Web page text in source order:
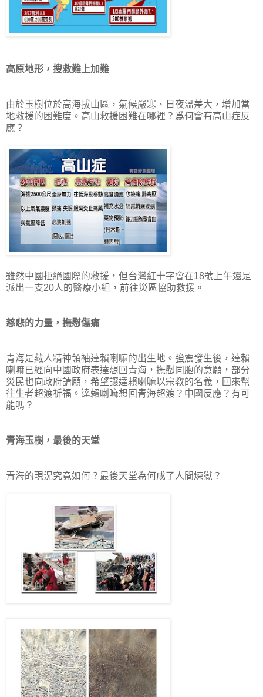
高原地形，搜救難上加難
由於玉樹位於高海拔山區，氣候嚴寒、日夜溫差大，增加當
地救援的困難度。高山救援困難在哪裡？爲何會有高山症反
應？
雖然中國拒絕國際的救援，但台灣紅十字會在18號上午還是
派出一支20人的醫療小組，前往災區協助救援。
慈悲的力量，撫慰傷痛
青海是藏人精神領袖達賴喇嘛的出生地。強震發生後，達賴
喇嘛已經向中國政府表達想回青海，撫慰同胞的意願，部分
災民也向政府請願，希望讓達賴喇嘛以宗教的名義，回來幫
往生者超渡祈福。達賴喇嘛想回青海超渡？中國反應？有可
能嗎？
青海玉樹，最後的天堂
青海的現況究竟如何？最後天堂為何成了人間煉獄？